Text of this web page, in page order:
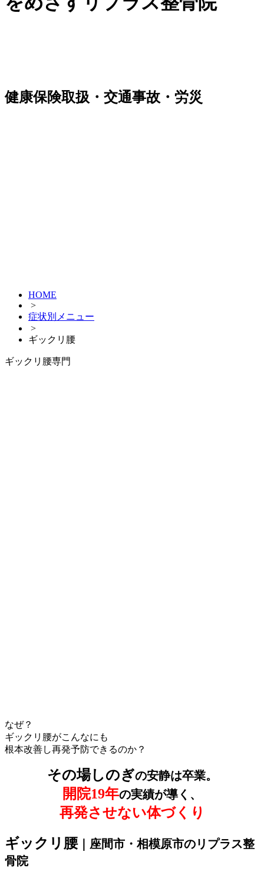
健康保険取扱・交通事故・労災
HOME
>
症状別メニュー
>
ギックリ腰
ギックリ腰専門
なぜ？
ギックリ腰がこんなにも
根本改善し再発予防できるのか？
その場しのぎの安静は卒業。
開院19年の実績が導く、
再発させない体づくり
ギックリ腰｜座間市・相模原市のリプラス整
骨院